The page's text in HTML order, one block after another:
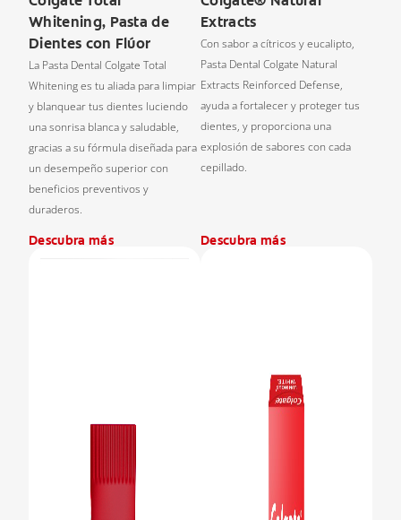
Whitening, Pasta de
Dientes con Flúor
La Pasta Dental Colgate Total
Whitening es tu aliada para limpiar
y blanquear tus dientes luciendo
una sonrisa blanca y saludable,
gracias a su fórmula diseñada para
un desempeño superior con
beneficios preventivos y
duraderos.
Descubra más
Extracts
Con sabor a cítricos y eucalipto,
Pasta Dental Colgate Natural
Extracts Reinforced Defense,
ayuda a fortalecer y proteger tus
dientes, y proporciona una
explosión de sabores con cada
cepillado.
Descubra más